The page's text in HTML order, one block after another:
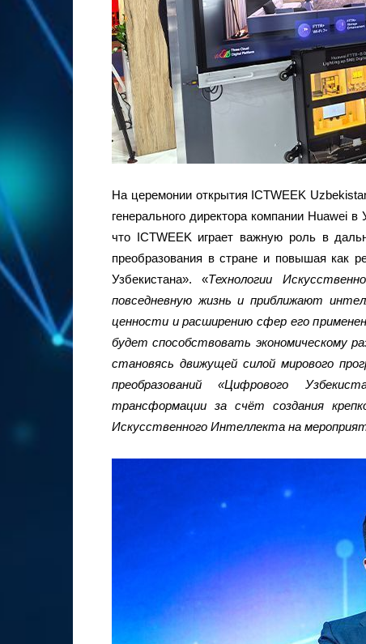
На церемонии открытия ICTWEEK
генерального директора компании Huawei
что ICTWEEK играет важную роль в
преобразования в стране и повышая как
Узбекистана». «Технологии
повседневную жизнь и приближают
ценности и расширению сфер его
будет способствовать экономическому
становясь движущей силой мирового
преобразований «Цифрового
трансформации за счёт создания
Искусственного Интеллекта на